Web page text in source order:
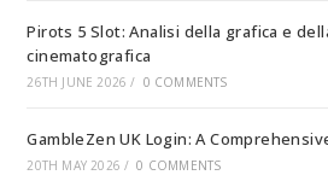
Pirots 5 Slot: Analisi della grafica e
cinematografica
26TH JUNE 2026 / 0 COMMENTS
GambleZen UK Login: A
20TH MAY 2026 / 0 COMMENTS